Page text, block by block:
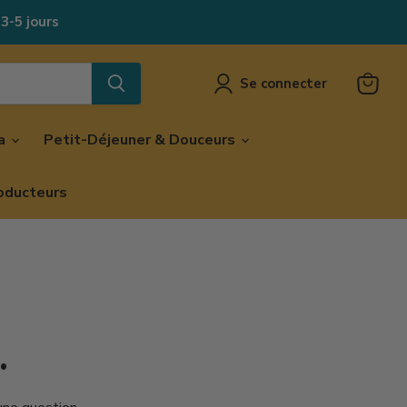
5 jours
Se connecter
Petit-Déjeuner & Douceurs